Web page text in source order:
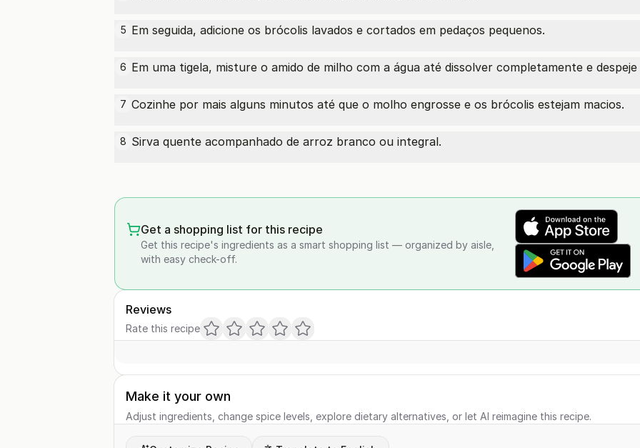
5 Em seguida, adicione os brócolis lavados e cortados em pedaços pequenos.
6 Em uma tigela, misture o amido de milho com a água até dissolver completamente e
7 Cozinhe por mais alguns minutos até que o molho engrosse e os brócolis estejam macios.
8 Sirva quente acompanhado de arroz branco ou integral.
Get a shopping list for this recipe
Get this recipe's ingredients as a smart shopping list — organized by aisle,
with easy check-off.
Reviews
Rate this recipe
Make it your own
Adjust ingredients, change spice levels, explore dietary alternatives, or let AI reimagine this recipe.